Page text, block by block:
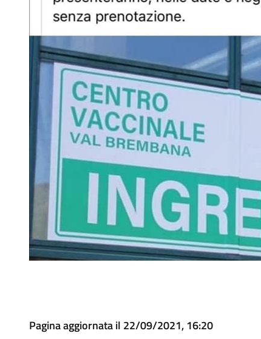
Pagina aggiornata il 22/09/2021, 16:20